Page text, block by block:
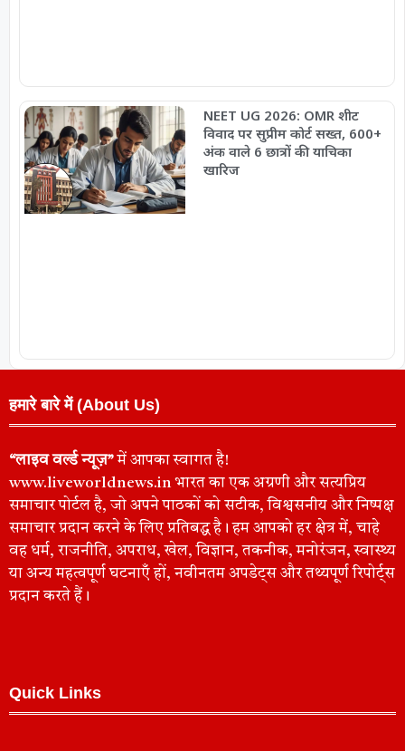
NEET UG 2026: OMR शीट
विवाद पर सुप्रीम कोर्ट सख्त, 600+
अंक वाले 6 छात्रों की याचिका
खारिज
हमारे बारे में (About Us)
“लाइव वर्ल्ड न्यूज़”में आपका स्वागत है!
www.liveworldnews.in भारत का एक अग्रणी और सत्यप्रिय
समाचार पोर्टल है, जो अपने पाठकों को सटीक, विश्वसनीय और निष्पक्ष
समाचार प्रदान करने के लिए प्रतिबद्ध है। हम आपको हर क्षेत्र में, चाहे
वह धर्म, राजनीति, अपराध, खेल, विज्ञान, तकनीक, मनोरंजन, स्वास्थ्य
या अन्य महत्वपूर्ण घटनाएँ हों, नवीनतम अपडेट्स और तथ्यपूर्ण रिपोर्ट्स
प्रदान करते हैं।
Quick Links